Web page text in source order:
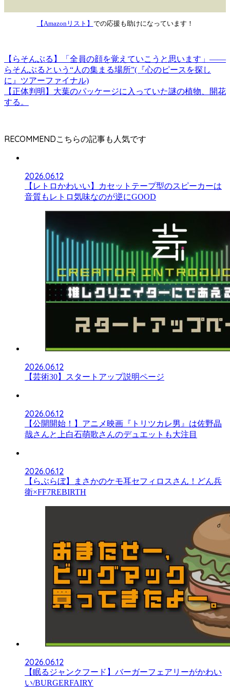
【Amazonリスト】 での応援も助けになっています！
【らそんぶる】「全員の顔を覚えていこうと思います」――
らそんぶるという“人の集まる場所”(『心のピースを探し
に』ツアーファイナル)
【正体判明】大葉のパッケージに入っていた謎の植物、開花
する。
RECOMMEND
2026.06.12
【レトロかわいい】カセットテープ型のスピーカーは
音質もレトロ気味なのが逆にGOOD
2026.06.12
【芸術30】スタートアップ説明ページ
2026.06.12
【公開開始！】アニメ映画『トリツカレ男』は佐野晶
哉さんと上白石萌歌さんのデュエットも大注目
2026.06.12
【らぶらぼ】まさかのケモ耳セフィロスさん！どん兵
衛×FF7REBIRTH
2026.06.12
【眠るジャンクフード】バーガーフェアリーがかわい
い/BURGERFAIRY